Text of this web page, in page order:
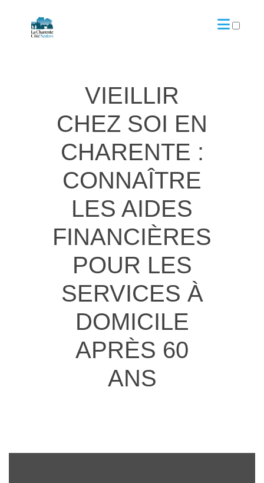
VIEILLIR
CHEZ SOI EN
CHARENTE :
CONNAÎTRE
LES AIDES
FINANCIÈRES
POUR LES
SERVICES À
DOMICILE
APRÈS 60
ANS